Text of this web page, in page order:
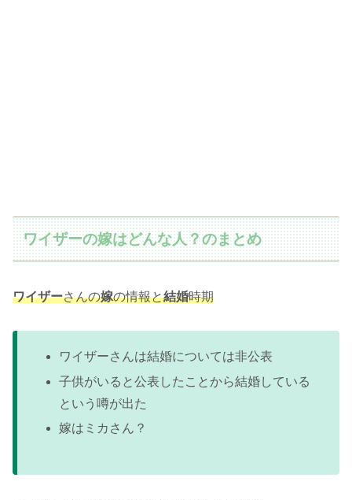
ワイザーの嫁はどんな人？のまとめ
ワイザーさんの嫁の情報と結婚時期
ワイザーさんは結婚については非公表
子供がいると公表したことから結婚している
という噂が出た
嫁はミカさん？